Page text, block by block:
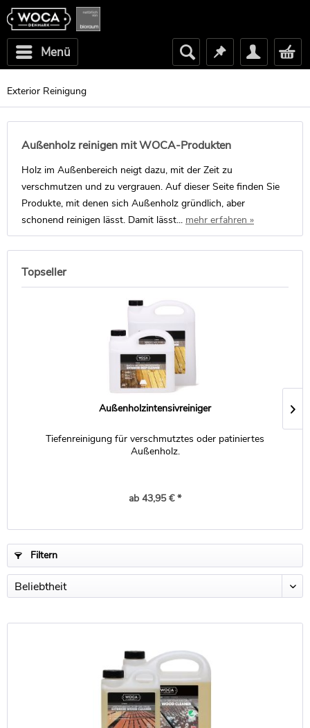
Menü
Exterior Reinigung
Außenholz reinigen mit WOCA-Produkten
Holz im Außenbereich neigt dazu, mit der Zeit zu
verschmutzen und zu vergrauen. Auf dieser Seite finden Sie
Produkte, mit denen sich Außenholz gründlich, aber
schonend reinigen lässt. Damit lässt... mehr erfahren »
Topseller
Außenholzintensivreiniger
Tiefenreinigung für verschmutztes oder patiniertes
Außenholz.
ab 43,95 € *
Filtern